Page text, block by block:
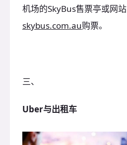
机场的SkyBus售票亭或网站
skybus.com.au购票。
三、
Uber与出租车